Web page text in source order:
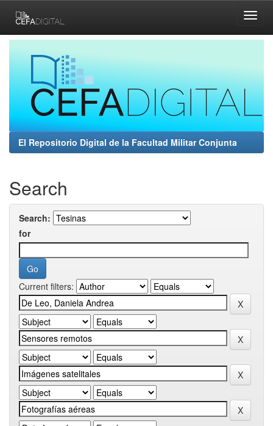
navigation
El Repositorio Digital de la Facultad Militar Conjunta
Search
Search:
for
Current filters: